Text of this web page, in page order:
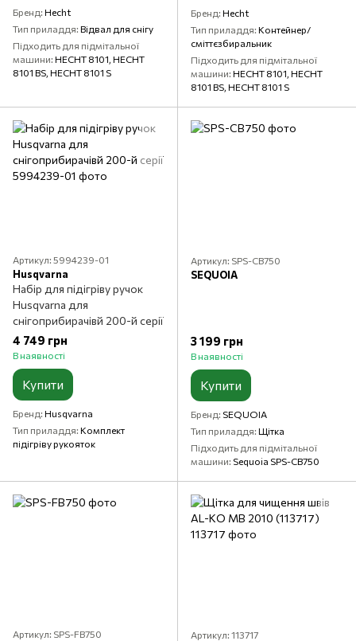
Бренд Hecht
Тип приладдя Відвал для снігу
Підходить для підмітальної
машини HECHT 8101, HECHT
8101 BS, HECHT 8101 S
Бренд Hecht
Тип приладдя Контейнер/
сміттєзбиральник
Підходить для підмітальної
машини HECHT 8101, HECHT
8101 BS, HECHT 8101 S
Артикул: 5994239-01
Husqvarna
Набір для підігріву ручок
Husqvarna для
снігоприбирачівй 200-й серії
4 749 грн
В наявності
Купити
Бренд Husqvarna
Тип приладдя Комплект
підігріву рукояток
Артикул: SPS-CB750
SEQUOIA
3 199 грн
В наявності
Купити
Бренд SEQUOIA
Тип приладдя Щітка
Підходить для підмітальної
машини Sequoia SPS-CB750
Артикул: SPS-FB750 Артикул: 113717